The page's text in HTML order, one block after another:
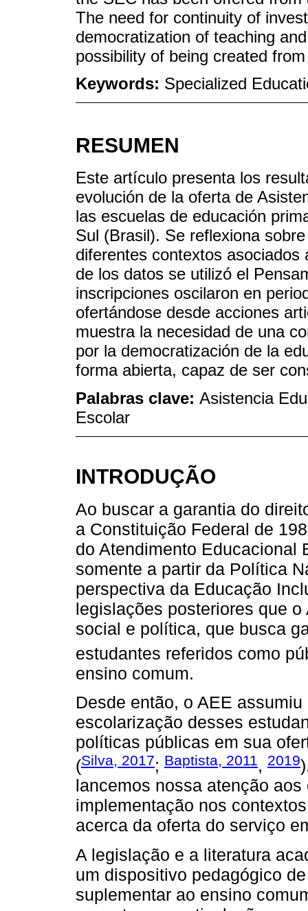
The need for continuity of
democratization of teaching
possibility of being created
Keywords: Specialized
RESUMEN
Este artículo presenta los
evolución de la oferta de
las escuelas de educación
Sul (Brasil). Se reflexiona
diferentes contextos
de los datos se utilizó el
inscripciones oscilaron en
ofertándose desde acciones
muestra la necesidad de una
por la democratización de la
forma abierta, capaz de ser
Palabras clave: Asistencia
Escolar
INTRODUÇÃO
Ao buscar a garantia do
a Constituição Federal de
do Atendimento Educacional
somente a partir da Política
perspectiva da Educação
legislações posteriores que
social e política, que busca
estudantes referidos como
ensino comum.
Desde então, o AEE
escolarização desses
políticas públicas em sua
(Silva, 2017; Baptista, 2011, 2019
lancemos nossa atenção
implementação nos
acerca da oferta do serviço
A legislação e a literatura
um dispositivo pedagógico
suplementar ao ensino